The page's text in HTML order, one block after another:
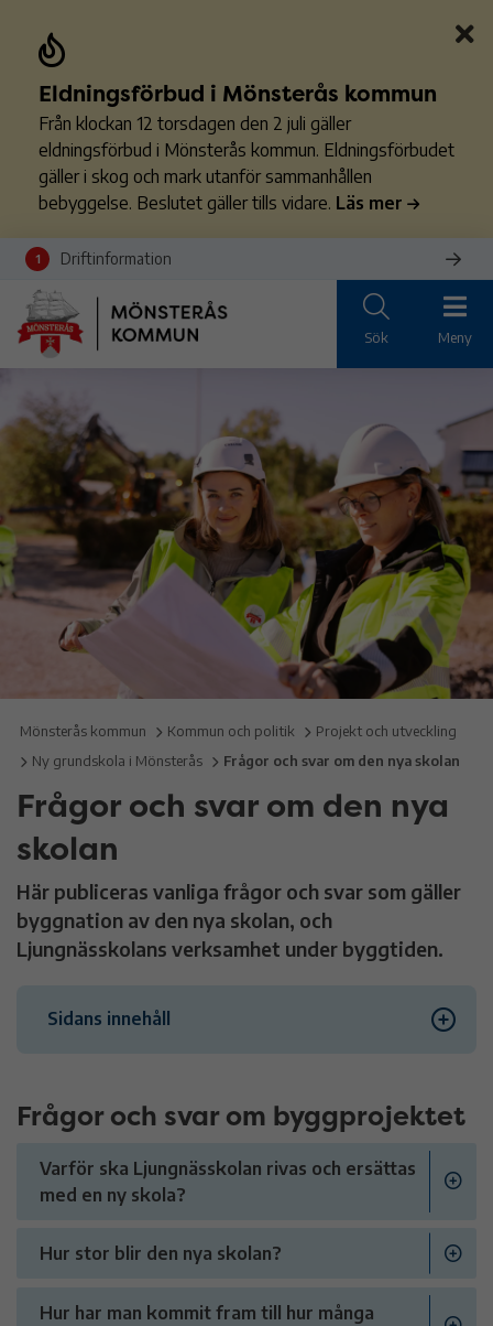
Eldningsförbud i Mönsterås kommun
Från klockan 12 torsdagen den 2 juli gäller
eldningsförbud i Mönsterås kommun. Eldningsförbudet
gäller i skog och mark utanför sammanhållen
bebyggelse. Beslutet gäller tills vidare. Läs mer
1 Driftinformation
Sök Meny
Mönsterås kommun Kommun och politik
Projekt och utveckling
Ny grundskola i Mönsterås
Frågor och svar om den nya skolan
Frågor och svar om den nya
skolan
Här publiceras vanliga frågor och svar som gäller
byggnation av den nya skolan, och
Ljungnässkolans verksamhet under byggtiden.
Sidans innehåll
byggtiden
Frågor och svar om byggprojektet
Varför ska Ljungnässkolan rivas och ersättas
med en ny skola?
Hur stor blir den nya skolan?
Hur har man kommit fram till hur många